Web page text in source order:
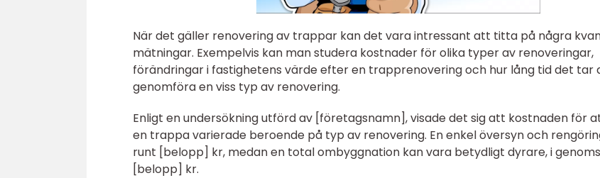
När det gäller renovering av trappar kan det vara intressant att titta på några
mätningar. Exempelvis kan man studera kostnader för olika typer av renoveringar,
förändringar i fastighetens värde efter en trapprenovering och hur lång tid det tar
genomföra en viss typ av renovering.
Enligt en undersökning utförd av [företagsnamn], visade det sig att kostnaden för
en trappa varierade beroende på typ av renovering. En enkel översyn och
runt [belopp] kr, medan en total ombyggnation kan vara betydligt dyrare, i
[belopp] kr.